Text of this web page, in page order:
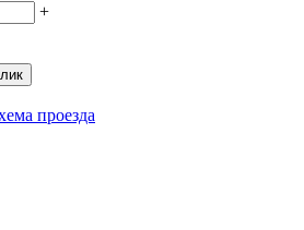
+
проезда